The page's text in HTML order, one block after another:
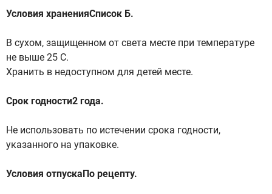
Условия храненияСписок Б.
В сухом, защищенном от света месте при температуре
не выше 25 С.
Хранить в недоступном для детей месте.
Срок годности2 года.
Не использовать по истечении срока годности,
указанного на упаковке.
Условия отпускаПо рецепту.